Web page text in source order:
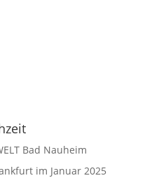
Bad Nauheim
im Januar 2025